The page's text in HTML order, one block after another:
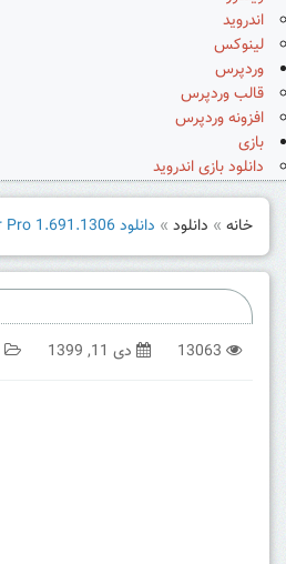
اندروید
لینوکس
وردپرس
قالب وردپرس
افزونه وردپرس
بازی
دانلود بازی اندروید
خانه » دانلود » دانلود InShot VideoMaker Pro 1.691.1306 ساخت ویدیو اینستاگرام
13063 دی 11, 1399